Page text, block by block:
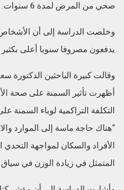
صحي من المرض لمدة 6 سنوات.
وخلصت الدراسة إلى أن الأشخاص
يدفعون مصروفا سنويا أعلى
وقالت كبيرة الباحثين الدكتورة
أظهرت تأثير السمنة على صحة
التكلفة التراكمية لوباء
“هناك حاجة ماسة إلى الموارد
الأفراد والسكان لمواجهة التحدي
المتمثل في زيادة الوزن في